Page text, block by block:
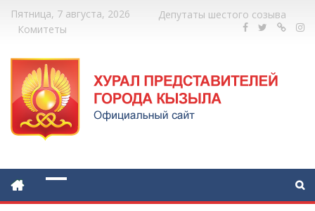
Пятница, 7 августа, 2026
Депутаты шестого созыва
Комитеты